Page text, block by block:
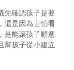
先確認孩子是要
還是因為害怕看
是能讓孩子願意
幫孩子從小建立